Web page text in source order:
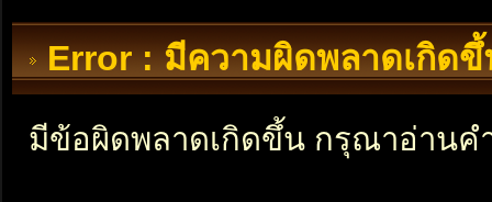
Error : มีความผิดพลาดเกิดขึ้
มีข้อผิดพลาดเกิดขึ้น กรุณาอ่านค